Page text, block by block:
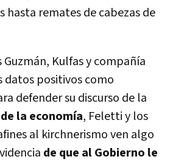
hasta remates de cabezas de
Kulfas y compañía
datos positivos como
defender su discurso de la
la economía, Feletti y los
al kirchnerismo ven algo
de que al Gobierno le